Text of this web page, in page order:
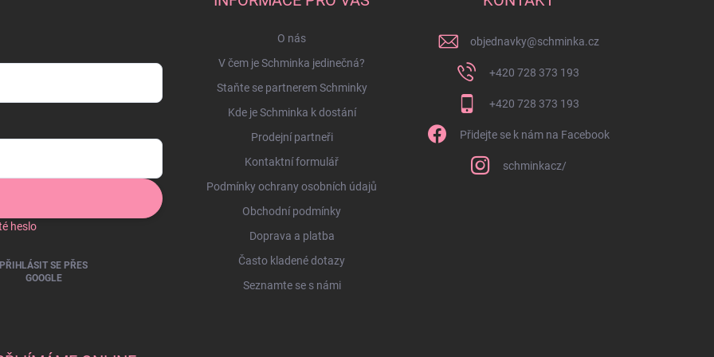
heslo
PŘIHLÁSIT SE PŘES
GOOGLE
O nás
V čem je Schminka jedinečná?
Staňte se partnerem Schminky
Kde je Schminka k dostání
Prodejní partneři
Kontaktní formulář
Podmínky ochrany osobních údajů
Obchodní podmínky
Doprava a platba
Často kladené dotazy
Seznamte se s námi
objednavky@schminka.cz
+420 728 373 193
+420 728 373 193
Přidejte se k nám na Facebook
schminkacz/